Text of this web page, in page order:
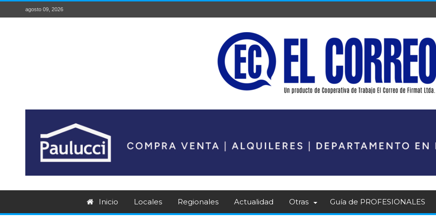
agosto 09, 2026
Inicio Locales Regionales Actualidad Otras Guía de PROFESIONALES